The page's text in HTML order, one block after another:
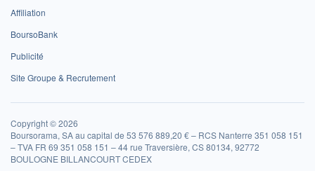
Affiliation
BoursoBank
Publicité
Site Groupe & Recrutement
Copyright © 2026
Boursorama, SA au capital de 53 576 889,20 € – RCS Nanterre 351 058 151
– TVA FR 69 351 058 151 – 44 rue Traversière, CS 80134, 92772
BOULOGNE BILLANCOURT CEDEX